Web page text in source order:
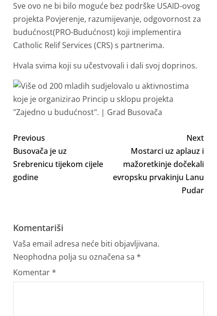
Sve ovo ne bi bilo moguće bez podrške USAID-ovog
projekta Povjerenje, razumijevanje, odgovornost za
budućnost(PRO-Budućnost) koji implementira
Catholic Relif Services (CRS) s partnerima.
Hvala svima koji su učestvovali i dali svoj doprinos.
Previous
Busovača je uz
Srebrenicu tijekom cijele
godine
Next
Mostarci uz aplauz i
mažoretkinje dočekali
evropsku prvakinju Lanu
Pudar
Komentariši
Vaša email adresa neće biti objavljivana.
Neophodna polja su označena sa *
Komentar*